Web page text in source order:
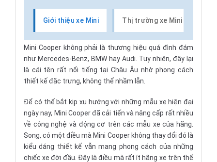
Giới thiệu xe Mini Thị trường xe Mini
Mini Cooper không phải là thương hiệu quá đình đám
như Mercedes-Benz, BMW hay Audi. Tuy nhiên, đây lại
là cái tên rất nổi tiếng tại Châu Âu nhờ phong cách
thiết kế đặc trưng, không thể nhầm lẫn.
Để có thể bắt kịp xu hướng với những mẫu xe hiện đại
ngày nay, Mini Cooper đã cải tiến và nâng cấp rất nhiều
về công nghệ và động cơ trên các mẫu xe của hãng.
Song, có một điều mà Mini Cooper không thay đổi đó là
kiểu dáng thiết kế vẫn mang phong cách của những
chiếc xe đời đầu. Đây là điều mà rất ít hãng xe trên thế